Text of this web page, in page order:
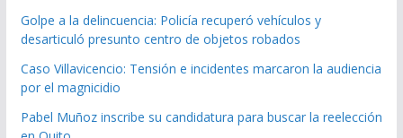
Golpe a la delincuencia: Policía recuperó vehículos y
desarticuló presunto centro de objetos robados
Caso Villavicencio: Tensión e incidentes marcaron la audiencia
por el magnicidio
Pabel Muñoz inscribe su candidatura para buscar la reelección